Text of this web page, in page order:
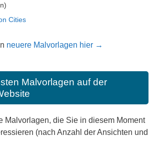
Cities
neuere Malvorlagen hier →
Malvorlagen auf der
Malvorlagen, die Sie in diesem Moment
(nach Anzahl der Ansichten und